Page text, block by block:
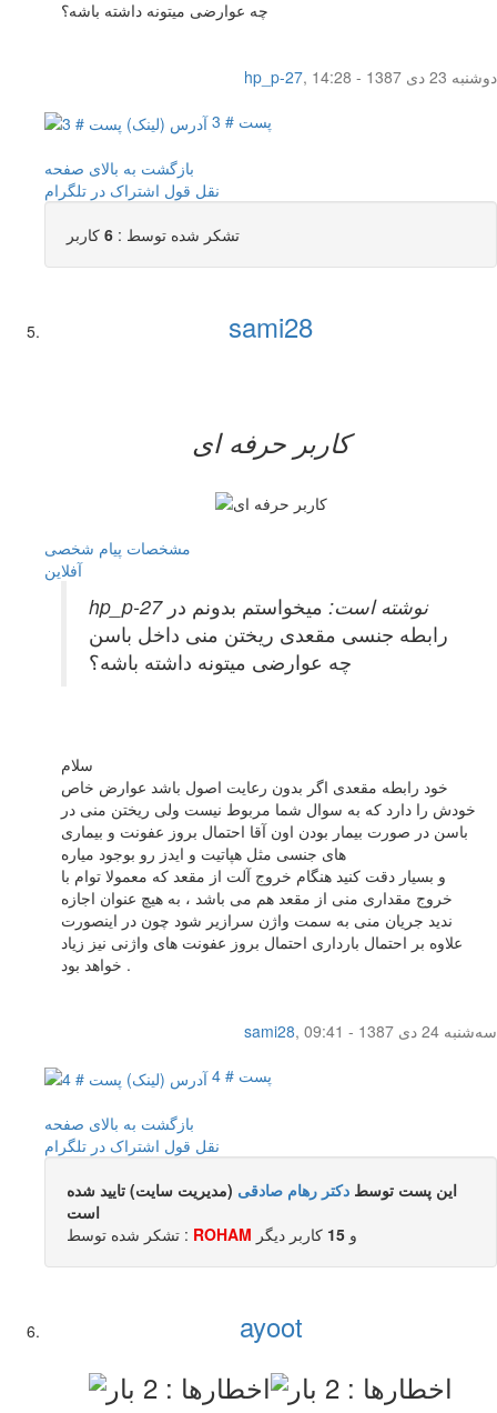
چه عوارضی میتونه داشته باشه؟
hp_p-27,
دوشنبه 23 دی 1387 - 14:28
پست # 3
بازگشت به بالای صفحه
نقل قول اشتراک در تلگرام
تشکر شده توسط : 6 کاربر
sami28
کاربر حرفه ای
مشخصات پیام شخصی
آفلاين
hp_p-27 نوشته است: میخواستم بدونم در
رابطه جنسی مقعدی ریختن منی داخل باسن
چه عوارضی میتونه داشته باشه؟
سلام
خود رابطه مقعدی اگر بدون رعایت اصول باشد عوارض خاص
خودش را دارد که به سوال شما مربوط نیست ولی ریختن منی در
باسن در صورت بیمار بودن اون آقا احتمال بروز عفونت و بیماری
های جنسی مثل هپاتیت و ایدز رو بوجود میاره
و بسیار دقت کنید هنگام خروج آلت از مقعد که معمولا توام با
خروج مقداری منی از مقعد هم می باشد ، به هیچ عنوان اجازه
ندید جریان منی به سمت واژن سرازیر شود چون در اینصورت
علاوه بر احتمال بارداری احتمال بروز عفونت های واژنی نیز زیاد
خواهد بود .
sami28,
سه‌شنبه 24 دی 1387 - 09:41
پست # 4
بازگشت به بالای صفحه
نقل قول اشتراک در تلگرام
این پست توسط دکتر رهام صادقی (مدیریت سایت) تایید شده
است
تشکر شده توسط : ROHAM و 15 کاربر ديگر
ayoot